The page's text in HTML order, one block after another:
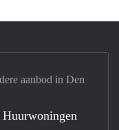
aanbod in Den
Huurwoningen